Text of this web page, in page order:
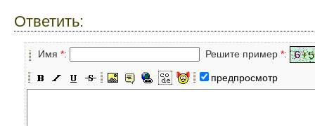
Ответить:
Имя *: Решите пример *:
предпросмотр